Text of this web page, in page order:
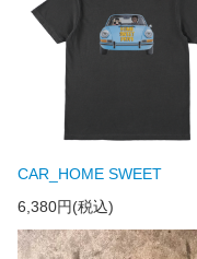
CAR_HOME SWEET
6,380円(税込)